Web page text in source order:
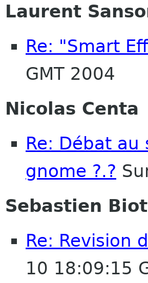
Laurent
Re: "Smart
GMT 2004
Nicolas Centa
Re: Débat
gnome ?.?
Sebastien Biot
Re: Revision
10 18:09:15